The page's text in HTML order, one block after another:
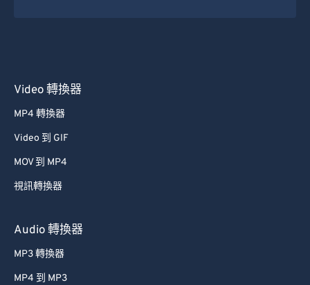
Video 轉換器
MP4 轉換器
Video 到 GIF
MOV 到 MP4
視訊轉換器
Audio 轉換器
MP3 轉換器
MP4 到 MP3